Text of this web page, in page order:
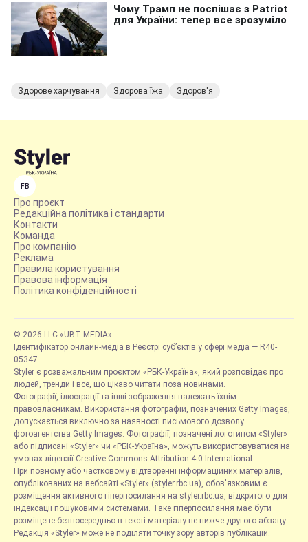
Здорове харчування Здорова їжа Здоров'я
FB
Про проєкт
Редакційна політика і стандарти
Контакти
Команда
Про компанію
Реклама
Правила користування
Правова інформація
Політика конфіденційності
© 2026 LLC «UBT MEDIA»
Ідентифікатор онлайн-медіа в Реєстрі суб’єктів у сфері медіа — R40-
05347
Styler є розважальним проєктом «РБК-Україна», який розповідає про
людей, тренди і все, що цікаво читати поза новинами.
Фотографії, ілюстрації та інші зображення належать їхнім
правовласникам. Використання фотографій, позначених Getty Images,
допускається виключно за наявності письмового дозволу
фотоагентства Getty Images. Фотографії, позначені логотипом «Styler»
або підписані «Styler» чи «РБК-Україна», можуть використовуватися на
умовах ліцензії Creative Commons Attribution 4.0 International.
При повному або частковому відтворенні інформаційних матеріалів,
опублікованих на вебсайті «Styler» (styler.rbc.ua), обов'язковим є
розміщення активного гіперпосилання на styler.rbc.ua, відкритого для
індексації пошуковими системами. Таке гіперпосилання має бути
розміщене безпосередньо в тексті матеріалу не нижче другого абзацу.
Редакція «Styler» може не поділяти точку зору авторів публікацій.